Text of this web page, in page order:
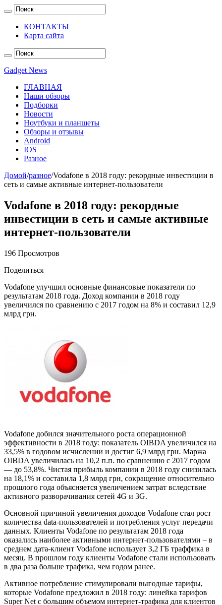
КОНТАКТЫ
Карта сайта
Gadget News
ГЛАВНАЯ
Наши обзоры
Подборки
Новости
Ноутбуки и планшеты
Обзоры и отзывы
Android
IOS
Разное
Домой/разное/Vodafone в 2018 году: рекордные инвестиции в
сеть и самые активные интернет-пользователи
Vodafone в 2018 году: рекордные
инвестиции в сеть и самые активные
интернет-пользователи
196 Просмотров
Поделиться
Vodafone улучшил основные финансовые показатели по
результатам 2018 года. Доход компании в 2018 году
увеличился по сравнению с 2017 годом на 8% и составил 12,9
млрд грн.
Vodafone добился значительного роста операционной
эффективности в 2018 году: показатель OIBDA увеличился на
33,5% в годовом исчислении и достиг 6,9 млрд грн. Маржа
OIBDA увеличилась на 10,2 п.п. по сравнению с 2017 годом
— до 53,8%. Чистая прибыль компании в 2018 году снизилась
на 18,1% и составила 1,8 млрд грн, сокращение относительно
прошлого года объясняется увеличением затрат вследствие
активного разворачивания сетей 4G и 3G.
Основной причиной увеличения доходов Vodafone стал рост
количества data-пользователей и потребления услуг передачи
данных. Клиенты Vodafone по результатам 2018 года
оказались наиболее активными интернет-пользователями – в
среднем дата-клиент Vodafone использует 3,2 ГБ траффика в
месяц. В прошлом году клиенты Vodafone стали использовать
в два раза больше трафика, чем годом ранее.
Активное потребление стимулировали выгодные тарифы,
которые Vodafone предложил в 2018 году: линейка тарифов
Super Net с большим объемом интернет-трафика для клиентов